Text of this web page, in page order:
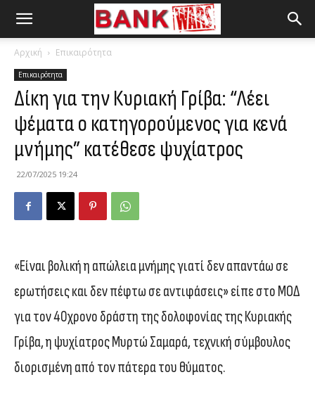
Αρχική Επικαιρότητα
Επικαιρότητα
Δίκη για την Κυριακή Γρίβα: “Λέει
ψέματα ο κατηγορούμενος για κενά
μνήμης” κατέθεσε ψυχίατρος
22/07/2025 19:24
«Είναι βολική η απώλεια μνήμης γιατί δεν απαντάω σε
ερωτήσεις και δεν πέφτω σε αντιφάσεις» είπε στο ΜΟΔ
για τον 40χρονο δράστη της δολοφονίας της Κυριακής
Γρίβα, η ψυχίατρος Μυρτώ Σαμαρά, τεχνική σύμβουλος
διορισμένη από τον πάτερα του θύματος.